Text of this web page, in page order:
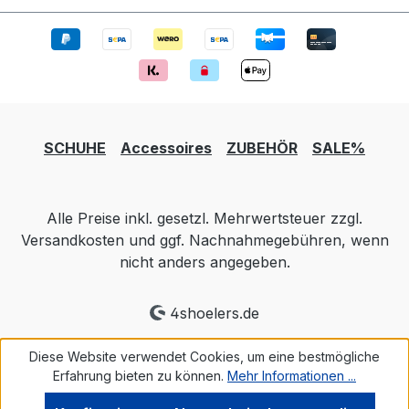
waren diese Schuhe sehr Leicht aber
dennoch robust.
SCHUHE Accessoires ZUBEHÖR SALE%
Alle Preise inkl. gesetzl. Mehrwertsteuer zzgl.
Versandkosten und ggf. Nachnahmegebühren, wenn
nicht anders angegeben.
4shoelers.de
Diese Website verwendet Cookies, um eine bestmögliche
Erfahrung bieten zu können. Mehr Informationen ...